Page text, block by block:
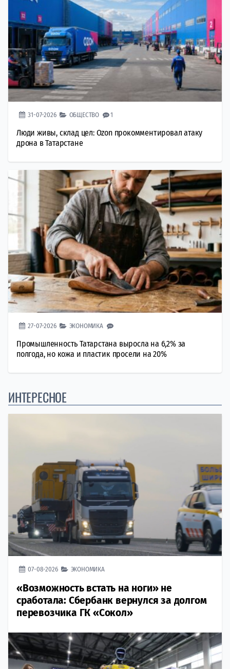
31-07-2026 ОБЩЕСТВО 1
Люди живы, склад цел: Ozon прокомментировал атаку
дрона в Татарстане
27-07-2026 ЭКОНОМИКА
Промышленность Татарстана выросла на 6,2% за
полгода, но кожа и пластик просели на 20%
ИНТЕРЕСНОЕ
07-08-2026 ЭКОНОМИКА
«Возможность встать на ноги» не
сработала: Сбербанк вернулся за долгом
перевозчика ГК «Сокол»